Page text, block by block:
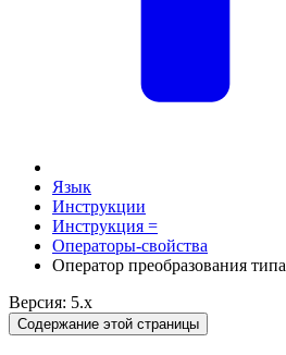
Язык
Инструкции
Инструкция =
Операторы-свойства
Оператор преобразования типа
Версия: 5.x
Содержание этой страницы